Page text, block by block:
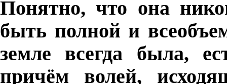
Понятно, что она
быть полной и
земле всегда была,
причём волей,